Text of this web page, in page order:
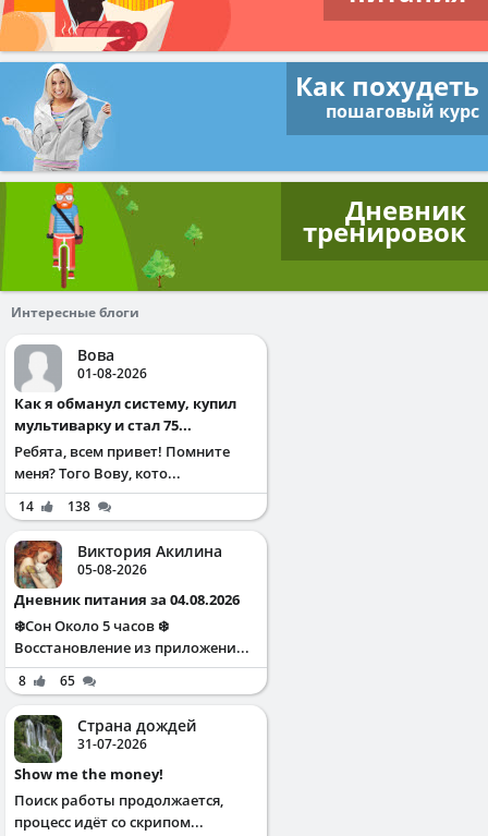
Как похудеть
пошаговый курс
Дневник
тренировок
Интересные блоги
Вова
01-08-2026
Как я обманул систему, купил
мультиварку и стал 75...
Ребята, всем привет! Помните
меня? Того Вову, кото...
14 138
Виктория Акилина
05-08-2026
Дневник питания за 04.08.2026
❄️Сон Около 5 часов ❄️
Восстановление из приложени...
8 65
Страна дождей
31-07-2026
Show me the money!
Поиск работы продолжается,
процесс идёт со скрипом...